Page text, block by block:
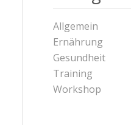
Allgemein
Ernährung
Gesundheit
Training
Workshop